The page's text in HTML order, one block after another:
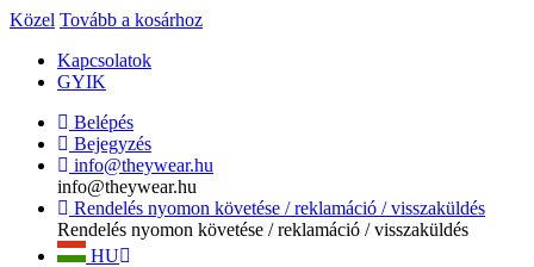
Közel Tovább a kosárhoz
Kapcsolatok
GYIK
Belépés
Bejegyzés
info@theywear.hu
info@theywear.hu
Rendelés nyomon követése / reklamáció / visszaküldés
Rendelés nyomon követése / reklamáció / visszaküldés
HU